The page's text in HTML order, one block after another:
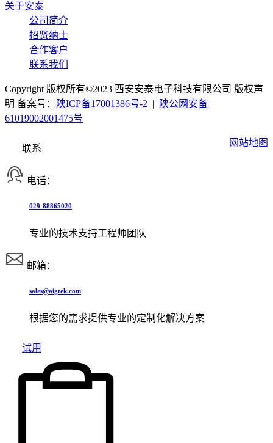
关于安泰
公司简介
招贤纳士
合作客户
联系我们
Copyright 版权所有©2023 西安安泰电子科技有限公司 版权声
明 备案号：
陕ICP备17001386号-2 |
陕公网安备
61019002001475号
网站地图
联系
电话：
029-88865020
专业的技术支持工程师团队
邮箱：
sales@aigtek.com
根据您的需求提供专业的定制化解决方案
试用